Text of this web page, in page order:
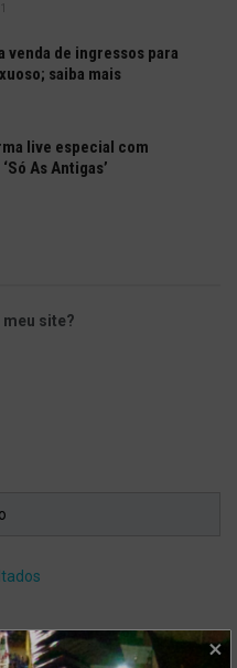
venda de ingressos para
saiba mais
live especial com
As Antigas’
site?